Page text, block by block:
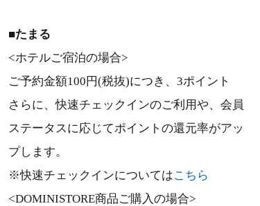
■たまる
<ホテルご宿泊の場合>
ご予約金額100円(税抜)につき、3ポイント
さらに、快速チェックインのご利用や、会員
ステータスに応じてポイントの還元率がアッ
プします。
※快速チェックインについてはこちら
<DOMINISTORE商品ご購入の場合>